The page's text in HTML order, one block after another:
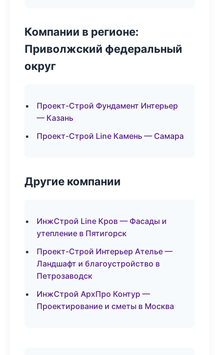
Компании в регионе:
Приволжский федеральный
округ
Проект-Строй Фундамент Интерьер
— Казань
Проект-Строй Line Камень — Самара
Другие компании
ИнжСтрой Line Кров — Фасады и
утепление в Пятигорск
Проект-Строй Интерьер Ателье —
Ландшафт и благоустройство в
Петрозаводск
ИнжСтрой АрхПро Контур —
Проектирование и сметы в Москва